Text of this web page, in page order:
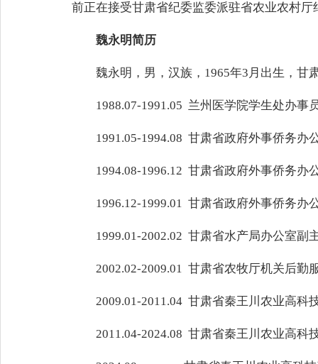
前正在接受甘肃省纪委监委派驻省农业农村
魏永明简历
魏永明，男，汉族，1965年3月出生，甘
1988.07-1991.05 兰州医学院学生处办事
1991.05-1994.08 甘肃省政府外事侨务办
1994.08-1996.12 甘肃省政府外事侨务办
1996.12-1999.01 甘肃省政府外事侨务办
1999.01-2002.02 甘肃省水产局办公室副
2002.02-2009.01 甘肃省农牧厅机关后勤
2009.01-2011.04 甘肃省秦王川农业高科
2011.04-2024.08 甘肃省秦王川农业高科